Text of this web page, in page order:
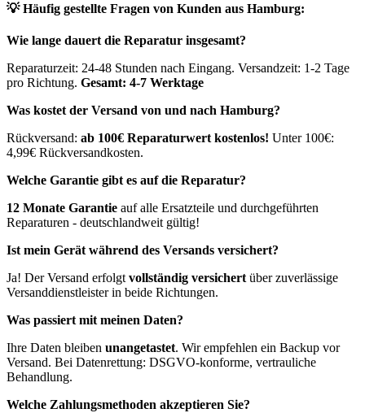
💡 Häufig gestellte Fragen von Kunden aus Hamburg:
Wie lange dauert die Reparatur insgesamt?
Reparaturzeit: 24-48 Stunden nach Eingang. Versandzeit: 1-2 Tage
pro Richtung. Gesamt: 4-7 Werktage
Was kostet der Versand von und nach Hamburg?
Rückversand: ab 100€ Reparaturwert kostenlos! Unter 100€:
4,99€ Rückversandkosten.
Welche Garantie gibt es auf die Reparatur?
12 Monate Garantie auf alle Ersatzteile und durchgeführten
Reparaturen - deutschlandweit gültig!
Ist mein Gerät während des Versands versichert?
Ja! Der Versand erfolgt vollständig versichert über zuverlässige
Versanddienstleister in beide Richtungen.
Was passiert mit meinen Daten?
Ihre Daten bleiben unangetastet. Wir empfehlen ein Backup vor
Versand. Bei Datenrettung: DSGVO-konforme, vertrauliche
Behandlung.
Welche Zahlungsmethoden akzeptieren Sie?